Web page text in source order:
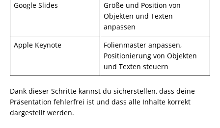
Google Slides
Größe und Position von
Objekten und Texten
anpassen
Apple Keynote
Folienmaster anpassen,
Positionierung von Objekten
und Texten steuern
Dank dieser Schritte kannst du sicherstellen, dass deine
Präsentation fehlerfrei ist und dass alle Inhalte korrekt
dargestellt werden.